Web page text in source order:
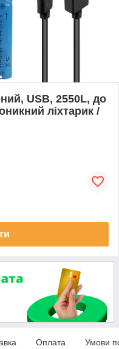
USB, 2550L, до
ліхтарик /
Оплата Умови